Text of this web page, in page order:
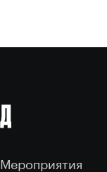
Мероприятия